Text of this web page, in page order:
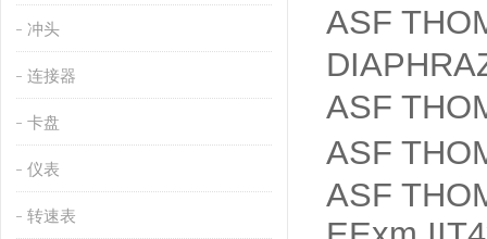
冲头
连接器
卡盘
仪表
转速表
ASF
ASF
ASF
ASF